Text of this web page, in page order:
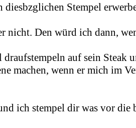
diesbzglichen Stempel
nicht. Den würd ich dann,
draufstempeln auf sein Steak
machen, wenn er mich im
ich stempel dir was vor die